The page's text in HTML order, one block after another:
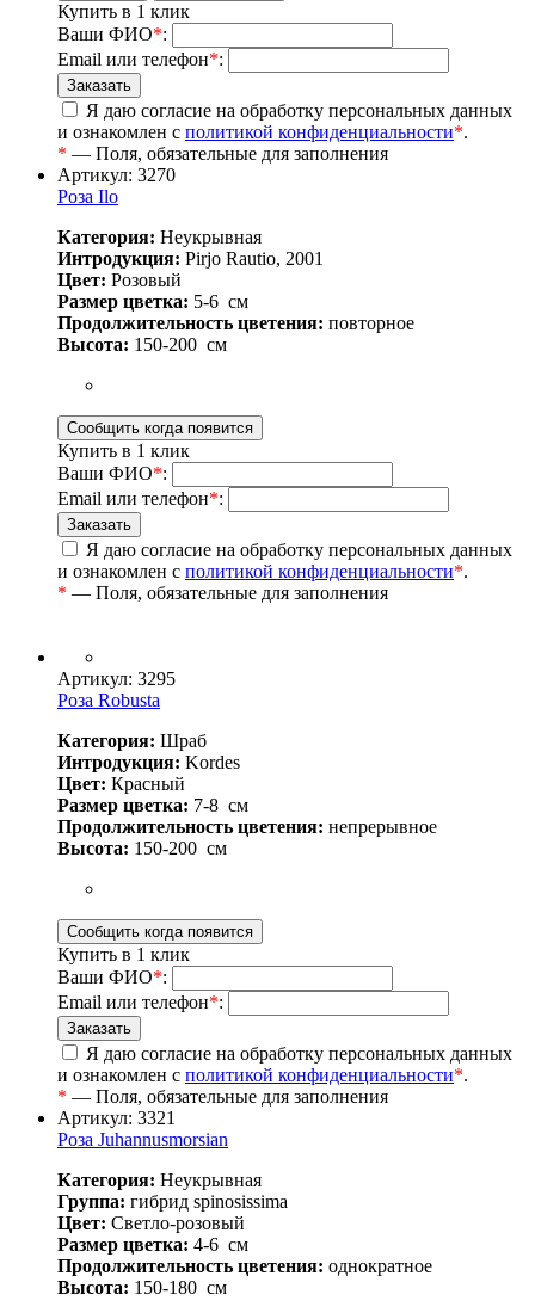
Купить в 1 клик
Ваши ФИО*:
Email или телефон*:
Я даю согласие на обработку персональных данных
и ознакомлен с политикой конфиденциальности*.
* — Поля, обязательные для заполнения
Артикул: 3270
Роза Ilo
Категория: Неукрывная
Интродукция: Pirjo Rautio, 2001
Цвет: Розовый
Размер цветка: 5-6 см
Продолжительность цветения: повторное
Высота: 150-200 см
Купить в 1 клик
Ваши ФИО*:
Email или телефон*:
Я даю согласие на обработку персональных данных
и ознакомлен с политикой конфиденциальности*.
* — Поля, обязательные для заполнения
Артикул: 3295
Роза Robusta
Категория: Шраб
Интродукция: Kordes
Цвет: Красный
Размер цветка: 7-8 см
Продолжительность цветения: непрерывное
Высота: 150-200 см
Купить в 1 клик
Ваши ФИО*:
Email или телефон*:
Я даю согласие на обработку персональных данных
и ознакомлен с политикой конфиденциальности*.
* — Поля, обязательные для заполнения
Артикул: 3321
Роза Juhannusmorsian
Категория: Неукрывная
Группа: гибрид spinosissima
Цвет: Светло-розовый
Размер цветка: 4-6 см
Продолжительность цветения: однократное
Высота: 150-180 см